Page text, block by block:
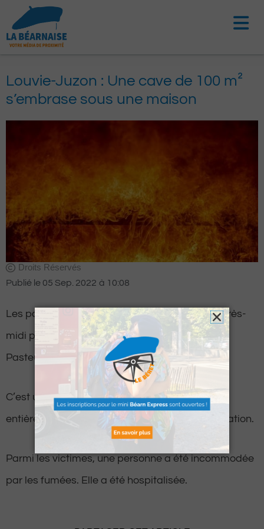
contenu
Louvie-Juzon : Une cave de 100 m²
s’embrase sous une maison
Droits Réservés
Publié le 05 Sep. 2022 à 10:08
Les pompiers ont été appelés ce dimanche après-
midi pour un incendie dans une cave, avenue
Pasteur, à Louvie-Juzon.
C’est un sous-sol d’environ 100 m² qui s’est
entièrement embrasé sous une maison d’habitation.
Parmi les victimes, une personne a été incommodée
par les fumées. Elle a été hospitalisée.